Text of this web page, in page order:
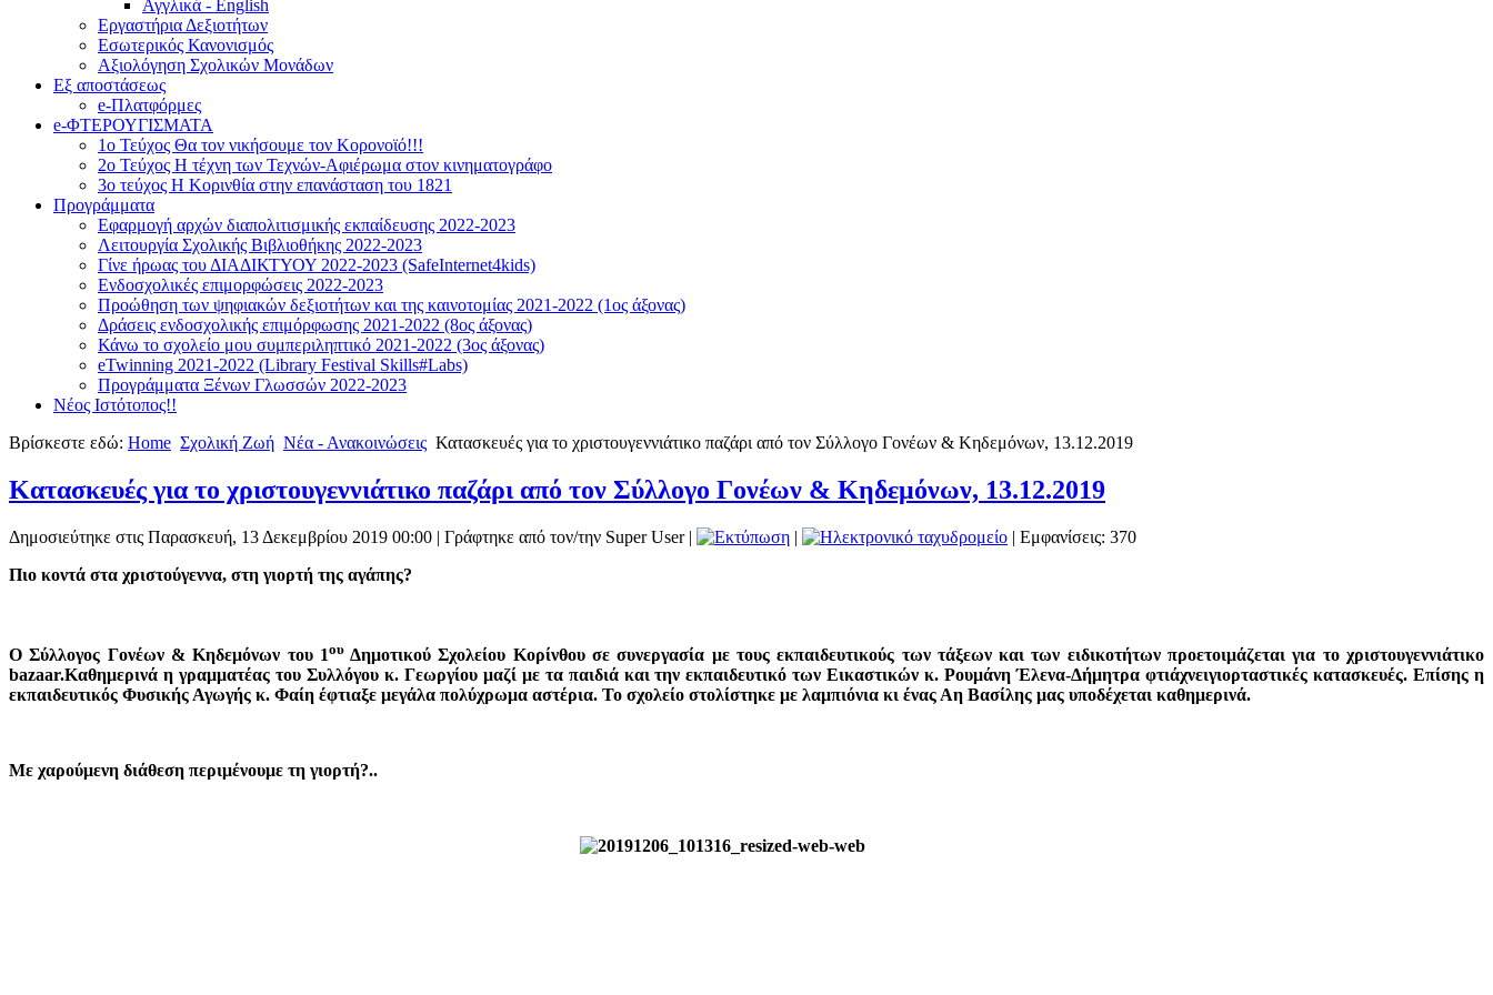
Αγγλικά - English
Εργαστήρια Δεξιοτήτων
Εσωτερικός Κανονισμός
Αξιολόγηση Σχολικών Μονάδων
Εξ αποστάσεως
e-Πλατφόρμες
e-ΦΤΕΡΟΥΓΙΣΜΑΤΑ
1ο Τεύχος Θα τον νικήσουμε τον Κορονοϊό!!!
2ο Τεύχος Η τέχνη των Τεχνών-Αφιέρωμα στον κινηματογράφο
3ο τεύχος Η Κορινθία στην επανάσταση του 1821
Προγράμματα
Εφαρμογή αρχών διαπολιτισμικής εκπαίδευσης 2022-2023
Λειτουργία Σχολικής Βιβλιοθήκης 2022-2023
Γίνε ήρωας του ΔΙΑΔΙΚΤΥΟΥ 2022-2023 (SafeInternet4kids)
Ενδοσχολικές επιμορφώσεις 2022-2023
Προώθηση των ψηφιακών δεξιοτήτων και της καινοτομίας 2021-2022 (1ος άξονας)
Δράσεις ενδοσχολικής επιμόρφωσης 2021-2022 (8ος άξονας)
Κάνω το σχολείο μου συμπεριληπτικό 2021-2022 (3ος άξονας)
eTwinning 2021-2022 (Library Festival Skills#Labs)
Προγράμματα Ξένων Γλωσσών 2022-2023
Νέος Ιστότοπος!!
Βρίσκεστε εδώ: Home Σχολική Ζωή Νέα - Ανακοινώσεις Κατασκευές για το χριστουγεννιάτικο παζάρι από τον Σύλλογο Γονέων & Κηδεμόνων, 13.12.2019
Κατασκευές για το χριστουγεννιάτικο παζάρι από τον Σύλλογο Γονέων & Κηδεμόνων, 13.12.2019
Δημοσιεύτηκε στις Παρασκευή, 13 Δεκεμβρίου 2019 00:00 | Γράφτηκε από τον/την Super User| |
| Εμφανίσεις: 370
Πιο κοντά στα χριστούγεννα, στη γιορτή της αγάπης?
Ο Σύλλογος Γονέων & Κηδεμόνων του 1ουΔημοτικού Σχολείου Κορίνθου σε συνεργασία με τους εκπαιδευτικούς των τάξεων και των ειδικοτήτων προετοιμάζεται για το χριστουγεννιάτικο
bazaar.Καθημερινά η γραμματέας του Συλλόγου κ. Γεωργίου μαζί με τα παιδιά και την εκπαιδευτικό των Εικαστικών κ. Ρουμάνη Έλενα-Δήμητρα φτιάχνειγιορταστικές κατασκευές. Επίσης η
εκπαιδευτικός Φυσικής Αγωγής κ. Φαίη έφτιαξε μεγάλα πολύχρωμα αστέρια. Το σχολείο στολίστηκε με λαμπιόνια κι ένας Αη Βασίλης μας υποδέχεται καθημερινά.
Με χαρούμενη διάθεση περιμένουμε τη γιορτή?..